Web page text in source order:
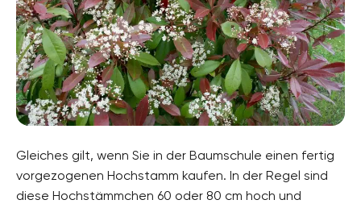
Gleiches gilt, wenn Sie in der Baumschule einen fertig
vorgezogenen Hochstamm kaufen. In der Regel sind
diese Hochstämmchen 60 oder 80 cm hoch und